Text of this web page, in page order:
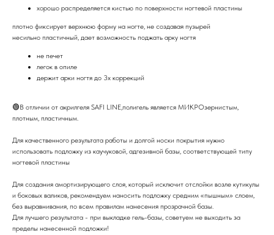
хорошо распределяется кистью по поверхности ногтевой пластины
плотно фиксирует верхнюю форму на ногте, не создавая пузырей
несильно пластичный, дает возможность поджать арку ногтя
не печет
легок в опиле
держит арки ногтя до 3х коррекций
🟢В отличии от акрилгеля SAFI LINE,полигель является МИКРОзернистым,
плотным, пластичным.
Для качественного результата работы и долгой носки покрытия нужно
использовать подложку из каучуковой, адгезивной базы, соответствующей типу
ногтевой пластины
Для создания амортизирующего слоя, который исключит отслойки возле кутикулы
и боковых валиков, рекомендуем наносить подложку средним «пышным» слоем,
без выравнивания, по всем правилам нанесения прозрачной базы.
Для лучшего результата - при выкладке гель-базы, советуем не выходить за
пределы нанесенной подложки!